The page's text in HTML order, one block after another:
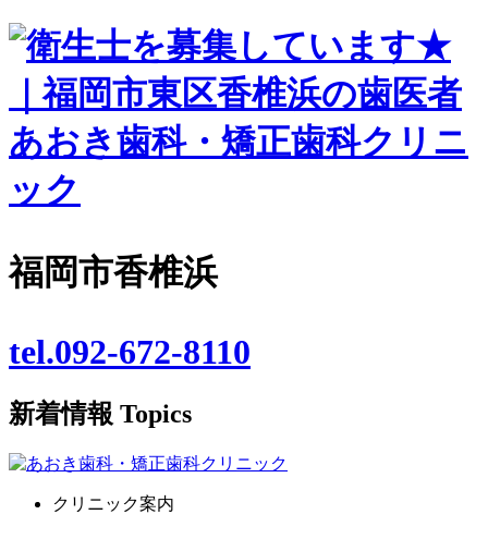
福岡市香椎浜
tel.092-672-8110
新着情報 Topics
クリニック案内